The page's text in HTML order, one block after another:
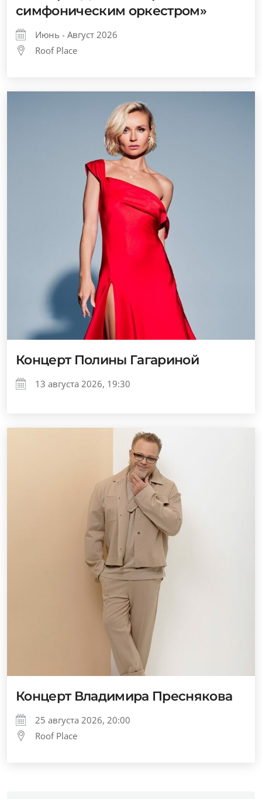
симфоническим оркестром»
Июнь - Август 2026
Roof Place
Концерт Полины Гагариной
13 августа 2026, 19:30
Концерт Владимира Преснякова
25 августа 2026, 20:00
Roof Place